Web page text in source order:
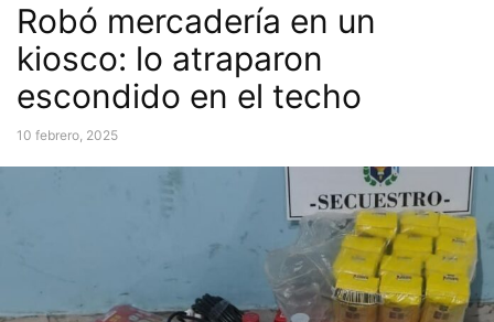
Robó mercadería en un
kiosco: lo atraparon
escondido en el techo
10 febrero, 2025